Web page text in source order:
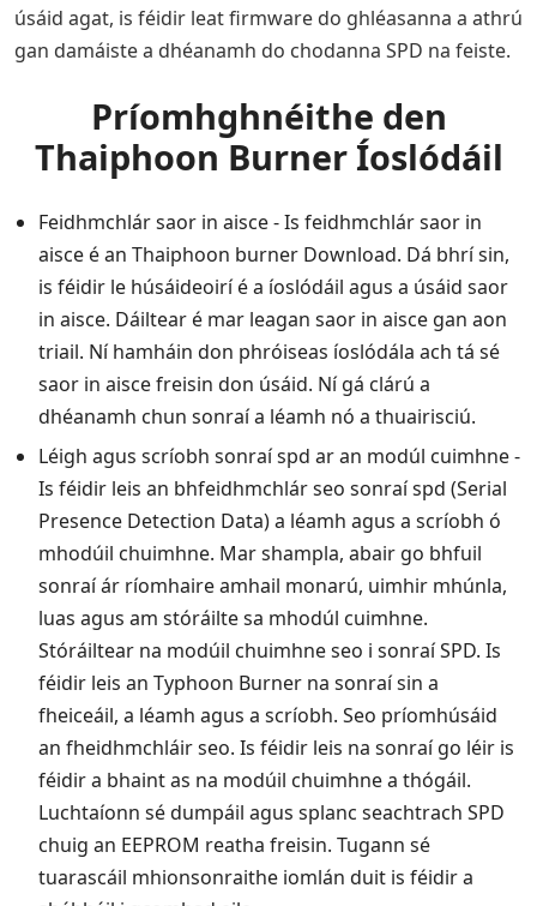
úsáid agat, is féidir leat firmware do ghléasanna a athrú
gan damáiste a dhéanamh do chodanna SPD na feiste.
Príomhghnéithe den
Thaiphoon Burner Íoslódáil
Feidhmchlár saor in aisce - Is feidhmchlár saor in
aisce é an Thaiphoon burner Download. Dá bhrí sin,
is féidir le húsáideoirí é a íoslódáil agus a úsáid saor
in aisce. Dáiltear é mar leagan saor in aisce gan aon
triail. Ní hamháin don phróiseas íoslódála ach tá sé
saor in aisce freisin don úsáid. Ní gá clárú a
dhéanamh chun sonraí a léamh nó a thuairisciú.
Léigh agus scríobh sonraí spd ar an modúl cuimhne -
Is féidir leis an bhfeidhmchlár seo sonraí spd (Serial
Presence Detection Data) a léamh agus a scríobh ó
mhodúil chuimhne. Mar shampla, abair go bhfuil
sonraí ár ríomhaire amhail monarú, uimhir mhúnla,
luas agus am stóráilte sa mhodúl cuimhne.
Stóráiltear na modúil chuimhne seo i sonraí SPD. Is
féidir leis an Typhoon Burner na sonraí sin a
fheiceáil, a léamh agus a scríobh. Seo príomhúsáid
an fheidhmchláir seo. Is féidir leis na sonraí go léir is
féidir a bhaint as na modúil chuimhne a thógáil.
Luchtaíonn sé dumpáil agus splanc seachtrach SPD
chuig an EEPROM reatha freisin. Tugann sé
tuarascáil mhionsonraithe iomlán duit is féidir a